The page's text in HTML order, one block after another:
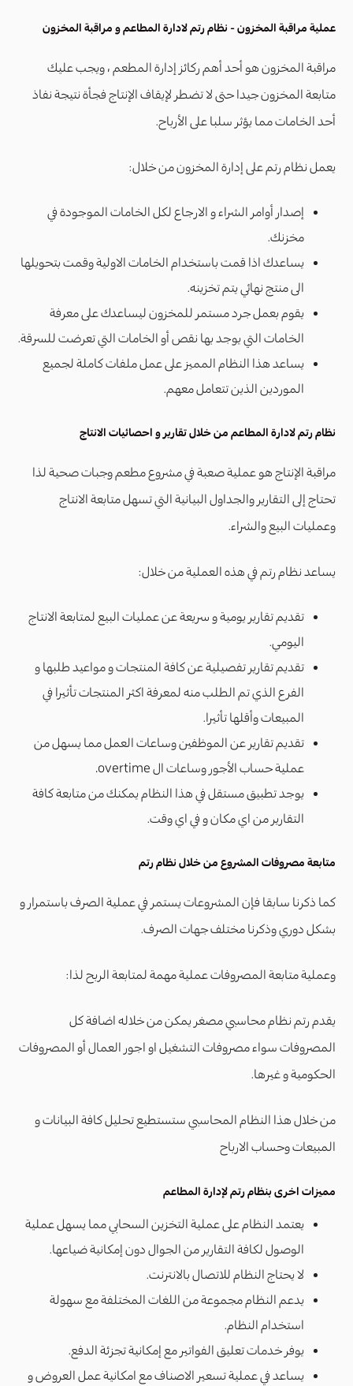
عملية مراقبة المخزون - نظام رتم لادارة المطاعم و مراقبة المخزون
مراقبة المخزون هو أحد أهم ركائز إدارة المطعم ، ويجب عليك
متابعة المخزون جيدا حتى لا تضطر لإيقاف الإنتاج فجأة نتيجة نفاذ
أحد الخامات مما يؤثر سلبا على الأرباح.
يعمل نظام رتم على إدارة المخزون من خلال:
إصدار أوامر الشراء و الارجاع لكل الخامات الموجودة في
مخزنك.
يساعدك اذا قمت باستخدام الخامات الاولية وقمت بتحويلها
الى منتج نهائي يتم تخزينه.
يقوم بعمل جرد مستمر للمخزون ليساعدك على معرفة
الخامات التي يوجد بها نقص أو الخامات التي تعرضت للسرقة.
يساعد هذا النظام المميز على عمل ملفات كاملة لجميع
الموردين الذين تتعامل معهم.
نظام رتم لادارة المطاعم من خلال تقارير و احصائيات الانتاج
مراقبة الإنتاج هو عملية صعبة في مشروع مطعم وجبات صحية لذا
تحتاج إلى التقارير والجداول البيانية التي تسهل متابعة الانتاج
وعمليات البيع والشراء.
يساعد نظام رتم في هذه العملية من خلال:
تقديم تقارير يومية و سريعة عن عمليات البيع لمتابعة الانتاج
اليومي.
تقديم تقارير تفصيلية عن كافة المنتجات و مواعيد طلبها و
الفرع الذي تم الطلب منه لمعرفة اكثر المنتجات تأثيرا في
المبيعات وأقلها تأثيرا.
تقديم تقارير عن الموظفين وساعات العمل مما يسهل من
عملية حساب الأجور وساعات ال overtime.
يوجد تطبيق مستقل في هذا النظام يمكنك من متابعة كافة
التقارير من اي مكان و في اي وقت.
متابعة مصروفات المشروع من خلال نظام رتم
كما ذكرنا سابقا فإن المشروعات يستمر في عملية الصرف باستمرار و
بشكل دوري وذكرنا مختلف جهات الصرف.
وعملية متابعة المصروفات عملية مهمة لمتابعة الربح لذا:
يقدم رتم نظام محاسبي مصغر يمكن من خلاله اضافة كل
المصروفات سواء مصروفات التشغيل او اجور العمال أو المصروفات
الحكومية و غيرها.
من خلال هذا النظام المحاسبي ستستطيع تحليل كافة البيانات و
المبيعات وحساب الارباح
مميزات اخرى بنظام رتم لإدارة المطاعم
يعتمد النظام على عملية التخزين السحابي مما يسهل عملية
الوصول لكافة التقارير من الجوال دون إمكانية ضياعها.
لا يحتاج النظام للاتصال بالانترنت.
يدعم النظام مجموعة من اللغات المختلفة مع سهولة
استخدام النظام.
يوفر خدمات تعليق الفواتير مع إمكانية تجزئة الدفع.
يساعد في عملية تسعير الاصناف مع امكانية عمل العروض و